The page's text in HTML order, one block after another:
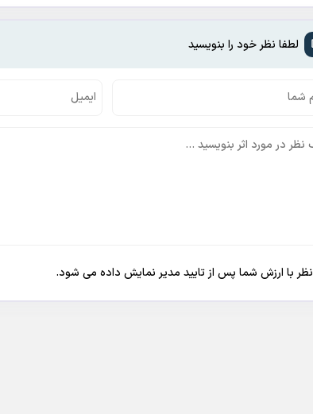
لطفا نظر خود را بنویسید
نظر با ارزش شما پس از تایید مدیر نمایش داده می شود.